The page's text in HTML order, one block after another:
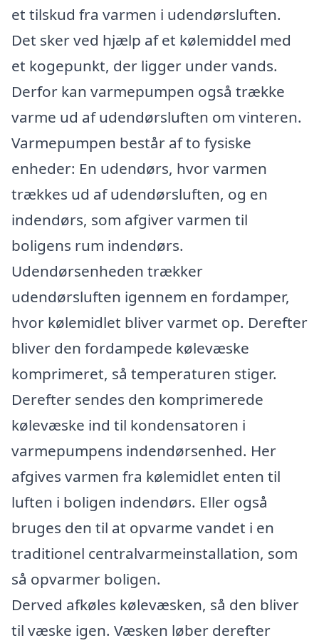
et tilskud fra varmen i udendørsluften.
Det sker ved hjælp af et kølemiddel med
et kogepunkt, der ligger under vands.
Derfor kan varmepumpen også trække
varme ud af udendørsluften om vinteren.
Varmepumpen består af to fysiske
enheder: En udendørs, hvor varmen
trækkes ud af udendørsluften, og en
indendørs, som afgiver varmen til
boligens rum indendørs.
Udendørsenheden trækker
udendørsluften igennem en fordamper,
hvor kølemidlet bliver varmet op. Derefter
bliver den fordampede kølevæske
komprimeret, så temperaturen stiger.
Derefter sendes den komprimerede
kølevæske ind til kondensatoren i
varmepumpens indendørsenhed. Her
afgives varmen fra kølemidlet enten til
luften i boligen indendørs. Eller også
bruges den til at opvarme vandet i en
traditionel centralvarmeinstallation, som
så opvarmer boligen.
Derved afkøles kølevæsken, så den bliver
til væske igen. Væsken løber derefter